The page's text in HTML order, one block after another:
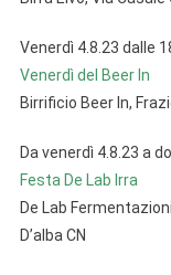
Venerdì 4.8.23 dalle
Venerdì del Beer In
Birrificio Beer In,
Da venerdì 4.8.23 a
Festa De Lab Irra
De Lab
D’alba CN